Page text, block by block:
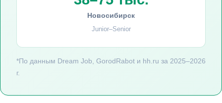
Новосибирск
Junior–Senior
*По данным Dream Job, GorodRabot и hh.ru за 2025–2026
г.